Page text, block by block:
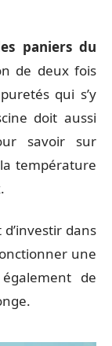
paniers du
de deux fois
qui s’y
doit aussi
savoir sur
température
dans
une
de